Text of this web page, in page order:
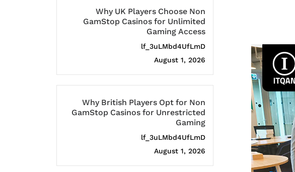
Why UK Players Choose Non
GamStop Casinos for Unlimited
Gaming Access
lf_3uLMbd4UfLmD
August 1, 2026
Why British Players Opt for Non
GamStop Casinos for Unrestricted
Gaming
lf_3uLMbd4UfLmD
August 1, 2026